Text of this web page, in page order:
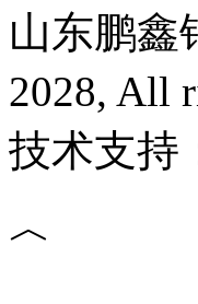
山东鹏鑫
2028, All
技术支持
︿